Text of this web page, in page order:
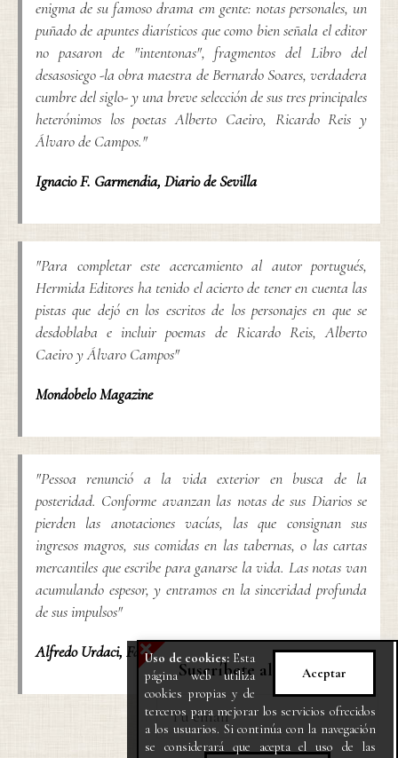
enigma de su famoso drama em gente: notas personales, un
puñado de apuntes diarísticos que como bien señala el editor
no pasaron de "intentonas", fragmentos del Libro del
desasosiego -la obra maestra de Bernardo Soares, verdadera
cumbre del siglo- y una breve selección de sus tres principales
heterónimos los poetas Alberto Caeiro, Ricardo Reis y
Álvaro de Campos."
Ignacio F. Garmendia, Diario de Sevilla
"Para completar este acercamiento al autor portugués,
Hermida Editores ha tenido el acierto de tener en cuenta las
pistas que dejó en los escritos de los personajes en que se
desdoblaba e incluir poemas de Ricardo Reis, Alberto
Caeiro y Álvaro Campos"
Mondobelo Magazine
"Pessoa renunció a la vida exterior en busca de la
posteridad. Conforme avanzan las notas de sus Diarios se
pierden las anotaciones vacías, las que consignan sus
ingresos magros, sus comidas en las tabernas, o las cartas
mercantiles que escribe para ganarse la vida. Las notas van
acumulando espesor, y entramos en la sinceridad profunda
de sus impulsos"
Alfredo Urdaci, Fan Fan
X
Suscríbete al Newsletter
Aceptar
Uso de cookies: Esta
página web utiliza
cookies propias y de
terceros para mejorar los servicios ofrecidos
a los usuarios. Si continúa con la navegación
se considerará que acepta el uso de las